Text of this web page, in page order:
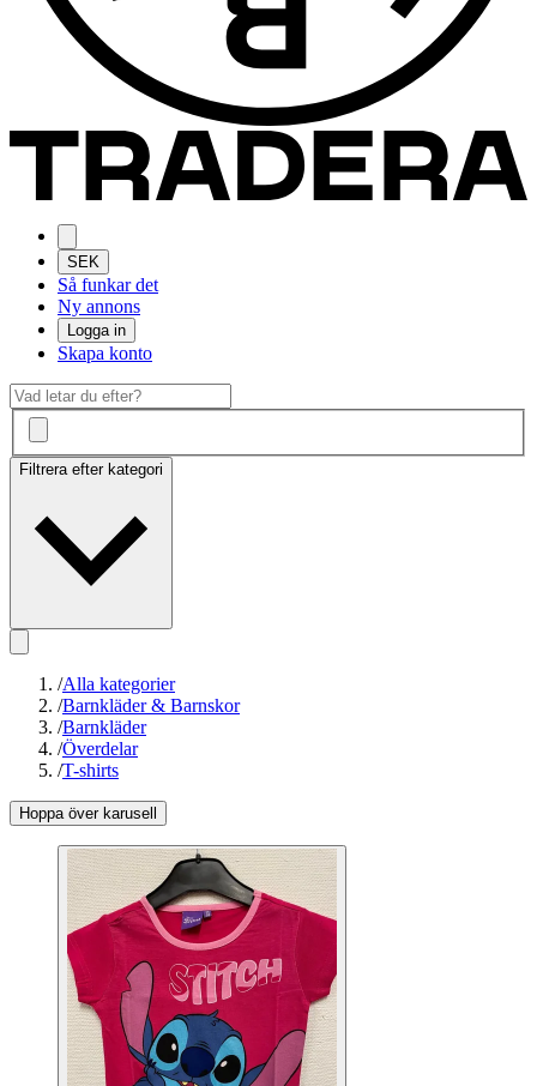
SEK
Så funkar det
Ny annons
Logga in
Skapa konto
Filtrera efter kategori
/Alla kategorier
/Barnkläder & Barnskor
/Barnkläder
/Överdelar
/T-shirts
Hoppa över karusell